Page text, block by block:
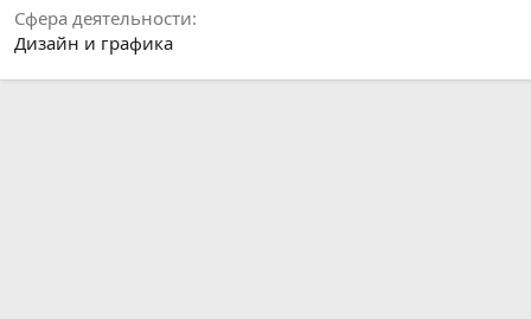
Cфера деятельности
Дизайн и графика